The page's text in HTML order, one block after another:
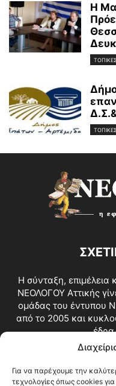
Για να παρέχουμε την
τεχνολογίες όπως cookies
Η
ΤΟΠΙΚΕΣ
ΤΟΠΙΚΕΣ
Η σύνταξη, επιμέλεια
ΝΕΟΛΟΓΟΥ Αττικής
ομάδας του έντυπου
από το 2005 και
Επικοινωνία: